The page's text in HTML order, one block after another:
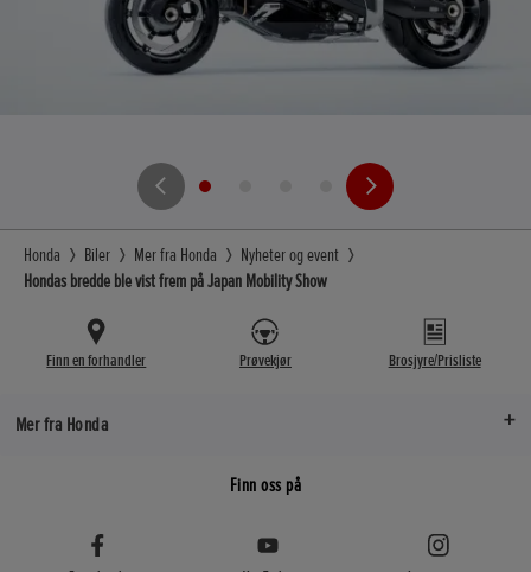
Honda Biler Mer fra Honda
Nyheter og event
Hondas bredde ble vist frem på Japan Mobility Show
Finn en forhandler Prøvekjør Brosjyre/Prisliste
Mer fra Honda
Finn oss på